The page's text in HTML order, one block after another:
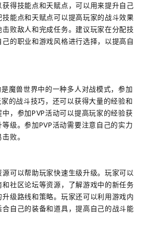
得技能点和天赋点，可以用来提升自己
能点和天赋点可以提高玩家的战斗效果
败敌人和完成任务。建议玩家在分配技
的职业和游戏风格进行选择，以提高自
魔兽世界中的一种多人对战模式，参加
的战斗技巧，还可以获得大量的经验和
，参加PVP活动可以提高玩家的经验获
级。参加PVP活动需要注意自己的实力
败。
可以帮助玩家快速生级升级。玩家可以
社区论坛等资源，了解游戏中的新任务
级路线和策略。玩家还可以利用游戏内
自己的装备和道具，提高自己的战斗能